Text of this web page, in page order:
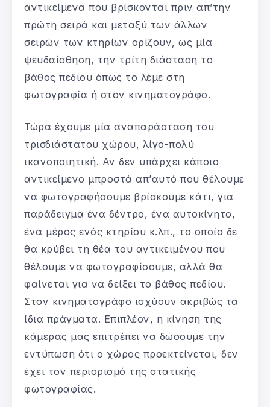
αντικείμενα που βρίσκονται πριν απ’την
πρώτη σειρά και μεταξύ των άλλων
σειρών των κτηρίων ορίζουν, ως μία
ψευδαίσθηση, την τρίτη διάσταση το
βάθος πεδίου όπως το λέμε στη
φωτογραφία ή στον κινηματογράφο.
Τώρα έχουμε μία αναπαράσταση του
τρισδιάστατου χώρου, λίγο-πολύ
ικανοποιητική. Αν δεν υπάρχει κάποιο
αντικείμενο μπροστά απ’αυτό που θέλουμε
να φωτογραφήσουμε βρίσκουμε κάτι, για
παράδειγμα ένα δέντρο, ένα αυτοκίνητο,
ένα μέρος ενός κτηρίου κ.λπ., το οποίο δε
θα κρύβει τη θέα του αντικειμένου που
θέλουμε να φωτογραφίσουμε, αλλά θα
φαίνεται για να δείξει το βάθος πεδίου.
Στον κινηματογράφο ισχύουν ακριβώς τα
ίδια πράγματα. Επιπλέον, η κίνηση της
κάμερας μας επιτρέπει να δώσουμε την
εντύπωση ότι ο χώρος προεκτείνεται, δεν
έχει τον περιορισμό της στατικής
φωτογραφίας.